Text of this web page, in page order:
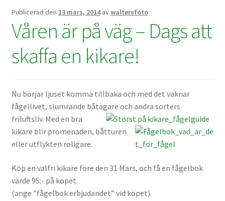
Luppar & Förstoringsglas
Begagnat & Fynd
Skrivare & Tillbehör
Skanner
Fotokurs
Publicerad den 13 mars, 2014 avwaltersfoto
Våren är på väg – Dags att
skaffa en kikare!
Nu börjar ljuset komma tillbaka och med det vaknar
fågellivet, slumrande båtägare och andra sorters
friluftsliv. Med en bra
kikare blir promenaden, båtturen
eller utflykten roligare.
Köp en valfri kikare före den 31 Mars, och få en fågelbok
värde 95:- på köpet.
(ange ”fågelbok erbjudandet” vid köpet).